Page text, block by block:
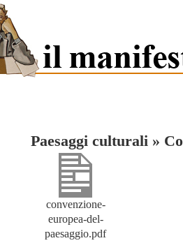
Paesaggi culturali »
convenzione-
europea-del-
paesaggio.pdf